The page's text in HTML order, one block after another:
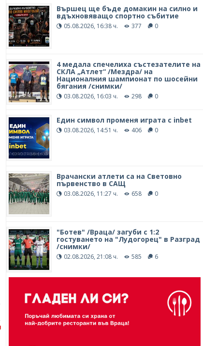
Вършец ще бъде домакин на силно и
вдъхновяващо спортно събитие
05.08.2026, 16:38 ч. 377 0
4 медала спечелиха състезателите на
СКЛА „Атлет“ /Мездра/ на
Националния шампионат по шосейни
бягания /снимки/
03.08.2026, 16:03 ч. 298 0
Един символ променя играта с inbet
03.08.2026, 14:51 ч. 406 0
Врачански атлети са на Световно
първенство в САЩ
03.08.2026, 11:27 ч. 658 0
"Ботев" /Враца/ загуби с 1:2
гостуването на "Лудогорец" в Разград
/снимки/
02.08.2026, 21:08 ч. 585 6